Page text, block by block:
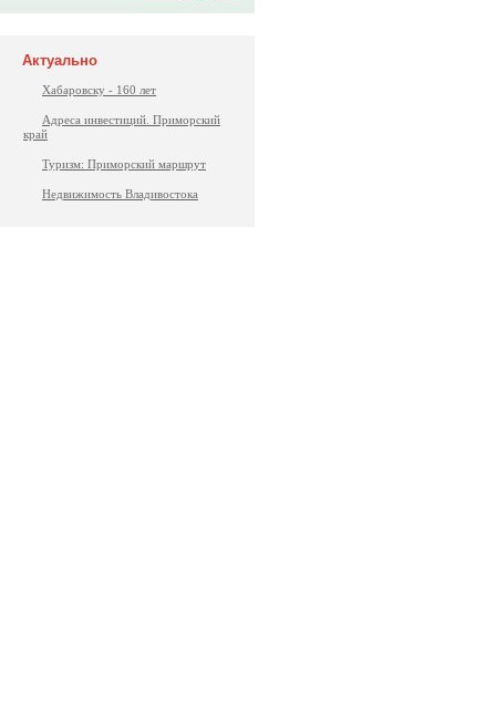
Актуально
Хабаровску - 160 лет
Адреса инвестиций. Приморский
край
Туризм: Приморский маршрут
Недвижимость Владивостока